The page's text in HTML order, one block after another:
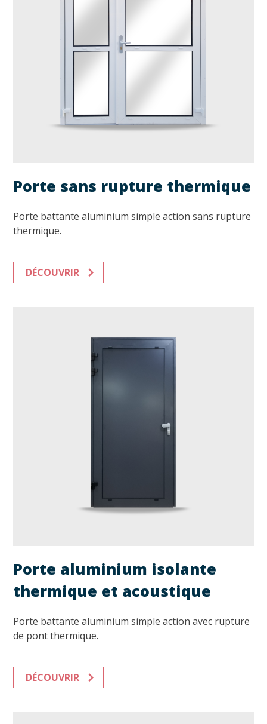
Porte sans rupture thermique
Porte battante aluminium simple action sans rupture
thermique.
DÉCOUVRIR
Porte aluminium isolante
thermique et acoustique
Porte battante aluminium simple action avec rupture
de pont thermique.
DÉCOUVRIR